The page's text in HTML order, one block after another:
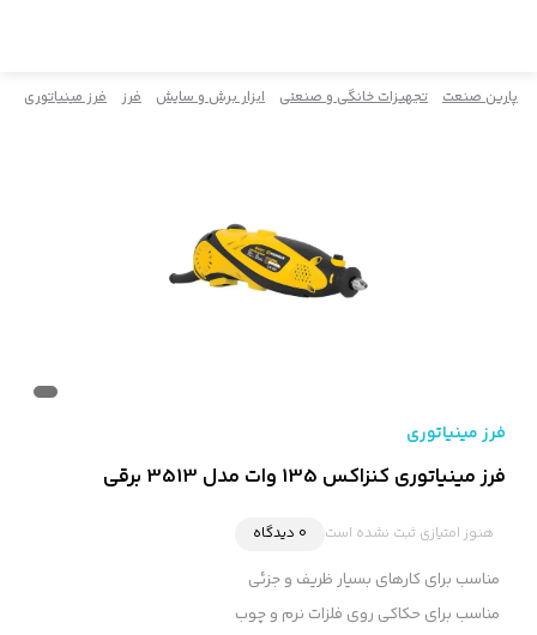
پارین صنعت تجهیزات خانگی و صنعتی ابزار برش و سایش فرز فرز مینیاتوری
فرز مینیاتوری
فرز مینیاتوری کنزاکس 135 وات مدل 3513 برقی
هنوز امتیازی ثبت نشده است 0 دیدگاه
مناسب برای کارهای بسیار ظریف و جزئی
مناسب برای حکاکی روی فلزات نرم و چوب